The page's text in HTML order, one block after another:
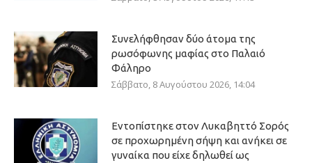
Συνελήφθησαν δύο άτομα της
ρωσόφωνης μαφίας στο Παλαιό
Φάληρο
Σάββατο, 8 Αυγούστου 2026, 14:04
Εντοπίστηκε στον Λυκαβηττό Σορός
σε προχωρημένη σήψη και ανήκει σε
γυναίκα που είχε δηλωθεί ως